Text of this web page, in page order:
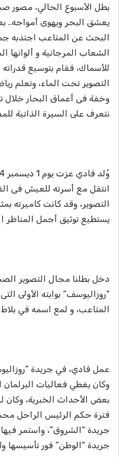
بطل الأسبوع الحالي، مصور
يعشق البحر ويهوى أمواجه..
البحث عن المتاعب اجتذبه
الشعاب المرجانية و ألوانها
للأسماك، فقام بتوسيع
التصوير تحت الماء، وتعلم
وخفة فى أعماق البحار خلال
نتعرف على السيرة الذاتية
انتقل مع أسرته للعيش فى
التصوير، وقد كانت كاميرته
يستطيع توثيق أجمل المناظر
“روزاليوسف” بوابته الأولى
المتاعب، و لمع اسمه في
وكان يغطي فعاليات
بعض الأحداث الخبرية، وكان
فترة حكم الرئيس الراحل
جريدة “الشروق”، واستمر
جريدة “الوطن” فور تأسيسها